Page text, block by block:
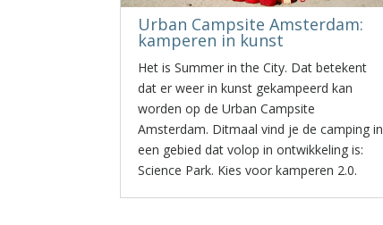
Urban Campsite Amsterdam:
kamperen in kunst
Het is Summer in the City. Dat betekent
dat er weer in kunst gekampeerd kan
worden op de Urban Campsite
Amsterdam. Ditmaal vind je de camping in
een gebied dat volop in ontwikkeling is:
Science Park. Kies voor kamperen 2.0.